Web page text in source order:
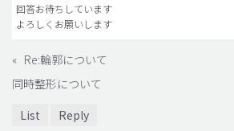
回答お待ちしています
よろしくお願いします
« Re:輪郭について
同時整形について
List
Reply